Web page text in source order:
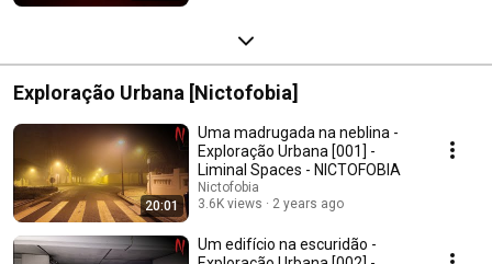
Exploração Urbana [Nictofobia]
20:01
Uma madrugada na neblina -
Exploração Urbana [001] -
Liminal Spaces - NICTOFOBIA
Nictofobia
3.6K views
2 years ago
Um edifício na escuridão -